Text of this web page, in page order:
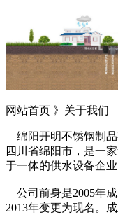
网站首页 》 关于我们
绵阳开明不锈钢制品
四川省绵阳市，是一
于一体的供水设备企
公司前身是2005年
2013年变更为现名。